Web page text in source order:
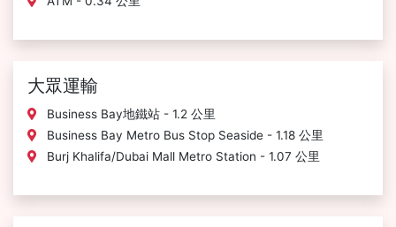
大眾運輸
Business Bay地鐵站 - 1.2 公里
Business Bay Metro Bus Stop Seaside - 1.18 公里
Burj Khalifa/Dubai Mall Metro Station - 1.07 公里